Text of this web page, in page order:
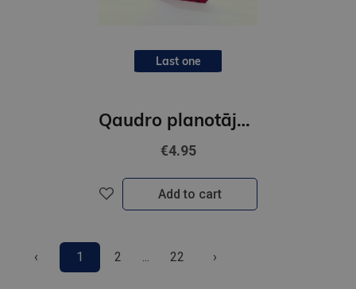
Last one
Qaudro planotājs Soft, bordo
€4.95
Add to cart
‹ 1 2 22 ›